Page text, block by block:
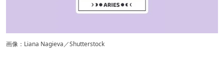
画像：Liana Nagieva／Shutterstock